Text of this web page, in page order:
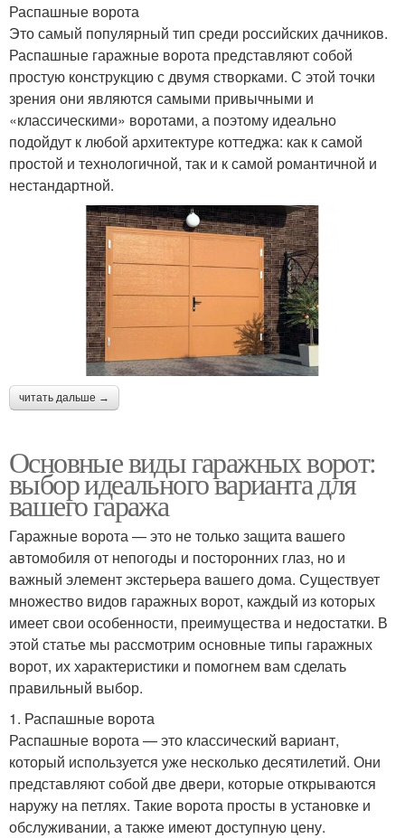
Распашные ворота
Это самый популярный тип среди российских дачников.
Распашные гаражные ворота представляют собой
простую конструкцию с двумя створками. С этой точки
зрения они являются самыми привычными и
«классическими» воротами, а поэтому идеально
подойдут к любой архитектуре коттеджа: как к самой
простой и технологичной, так и к самой романтичной и
нестандартной.
читать дальше →
Основные виды гаражных ворот:
выбор идеального варианта для
вашего гаража
Гаражные ворота — это не только защита вашего
автомобиля от непогоды и посторонних глаз, но и
важный элемент экстерьера вашего дома. Существует
множество видов гаражных ворот, каждый из которых
имеет свои особенности, преимущества и недостатки. В
этой статье мы рассмотрим основные типы гаражных
ворот, их характеристики и помогнем вам сделать
правильный выбор.
1. Распашные ворота
Распашные ворота — это классический вариант,
который используется уже несколько десятилетий. Они
представляют собой две двери, которые открываются
наружу на петлях. Такие ворота просты в установке и
обслуживании, а также имеют доступную цену.